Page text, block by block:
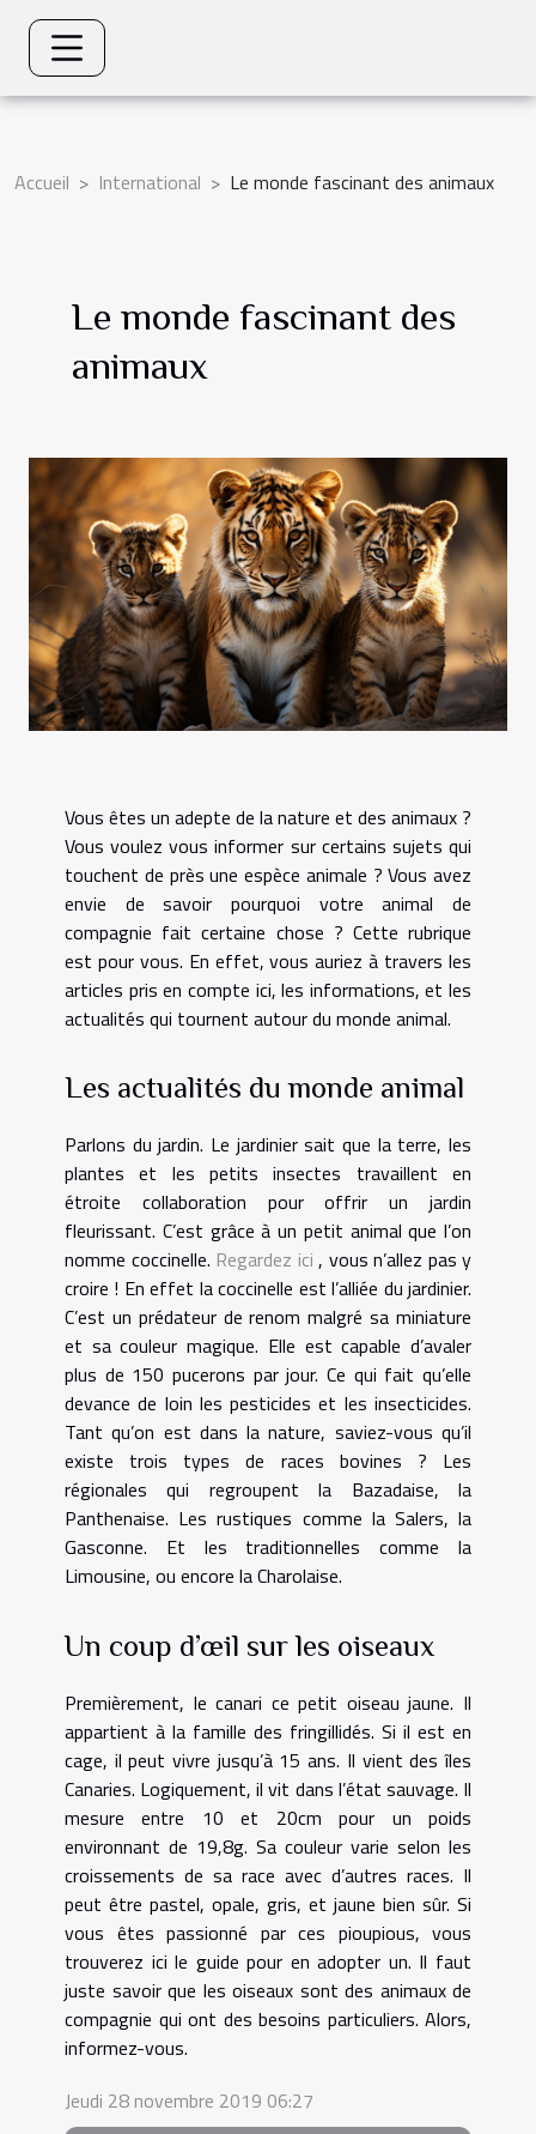
Accueil International Le monde fascinant des animaux
Le monde fascinant des
animaux
Vous êtes un adepte de la nature et des animaux ?
Vous voulez vous informer sur certains sujets qui
touchent de près une espèce animale ? Vous avez
envie de savoir pourquoi votre animal de
compagnie fait certaine chose ? Cette rubrique
est pour vous. En effet, vous auriez à travers les
articles pris en compte ici, les informations, et les
actualités qui tournent autour du monde animal.
Les actualités du monde animal
Parlons du jardin. Le jardinier sait que la terre, les
plantes et les petits insectes travaillent en
étroite collaboration pour offrir un jardin
fleurissant. C’est grâce à un petit animal que l’on
nomme coccinelle. Regardez ici , vous n’allez pas y
croire ! En effet la coccinelle est l’alliée du jardinier.
C’est un prédateur de renom malgré sa miniature
et sa couleur magique. Elle est capable d’avaler
plus de 150 pucerons par jour. Ce qui fait qu’elle
devance de loin les pesticides et les insecticides.
Tant qu’on est dans la nature, saviez-vous qu’il
existe trois types de races bovines ? Les
régionales qui regroupent la Bazadaise, la
Panthenaise. Les rustiques comme la Salers, la
Gasconne. Et les traditionnelles comme la
Limousine, ou encore la Charolaise.
Un coup d’œil sur les oiseaux
Premièrement, le canari ce petit oiseau jaune. Il
appartient à la famille des fringillidés. Si il est en
cage, il peut vivre jusqu’à 15 ans. Il vient des îles
Canaries. Logiquement, il vit dans l’état sauvage. Il
mesure entre 10 et 20cm pour un poids
environnant de 19,8g. Sa couleur varie selon les
croissements de sa race avec d’autres races. Il
peut être pastel, opale, gris, et jaune bien sûr. Si
vous êtes passionné par ces pioupious, vous
trouverez ici le guide pour en adopter un. Il faut
juste savoir que les oiseaux sont des animaux de
compagnie qui ont des besoins particuliers. Alors,
informez-vous.
Jeudi 28 novembre 2019 06:27